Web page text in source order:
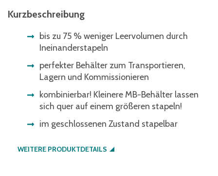
Kurzbeschreibung
bis zu 75 % weniger Leervolumen durch
Ineinanderstapeln
perfekter Behälter zum Transportieren,
Lagern und Kommissionieren
kombinierbar! Kleinere MB-Behälter lassen
sich quer auf einem größeren stapeln!
im geschlossenen Zustand stapelbar
WEITERE PRODUKTDETAILS